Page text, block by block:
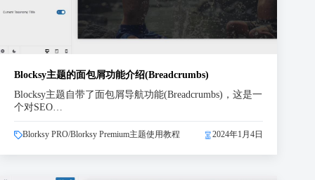
Blocksy主题的面包屑功能介绍(Breadcrumbs)
Blocksy主题自带了面包屑导航功能(Breadcrumbs)，这是一
个对SEO…
Blorksy PRO/Blorksy Premium主题使用教程 2024年1月4日